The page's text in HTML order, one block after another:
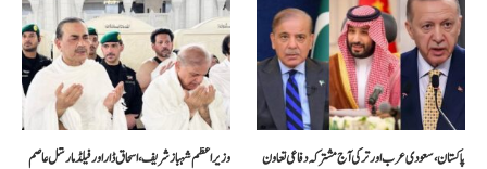
وزیراعظم شہباز شریف، اسحاق ڈار اور فیلڈ مارشل عاصم
پاکستان، سعودی عرب اور ترکی آج مشترکہ دفاعی تعاون